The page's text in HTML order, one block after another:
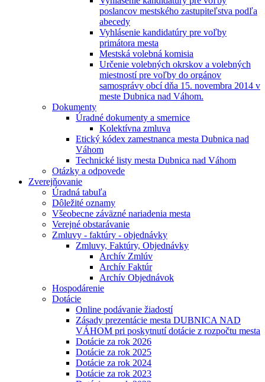
poslancov mestského zastupiteľstva podľa
abecedy
Vyhlásenie kandidatúry pre voľby
primátora mesta
Mestská volebná komisia
Určenie volebných okrskov a volebných
miestností pre voľby do orgánov
samosprávy obcí dňa 15. novembra 2014 v
meste Dubnica nad Váhom.
Dokumenty
Úradné dokumenty a smernice
Kolektívna zmluva
Etický kódex zamestnanca mesta Dubnica nad
Váhom
Technické listy mesta Dubnica nad Váhom
Otázky a odpovede
Zverejňovanie
Úradná tabuľa
Dôležité oznamy
Všeobecne záväzné nariadenia mesta
Verejné obstarávanie
Zmluvy - faktúry - objednávky
Zmluvy, Faktúry, Objednávky
Archív Zmlúv
Archív Faktúr
Archív Objednávok
Hospodárenie
Dotácie
Online podávanie žiadostí
Zásady prezentácie mesta DUBNICA NAD
VÁHOM pri poskytnutí dotácie z rozpočtu mesta
Dotácie za rok 2026
Dotácie za rok 2025
Dotácie za rok 2024
Dotácie za rok 2023